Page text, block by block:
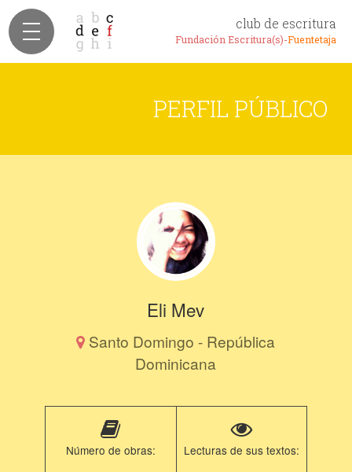
club de escritura
Fundación Escritura(s)-Fuentetaja
PERFIL PÚBLICO
Eli Mev
Santo Domingo - República
Dominicana
Número de obras: Lecturas de sus textos: